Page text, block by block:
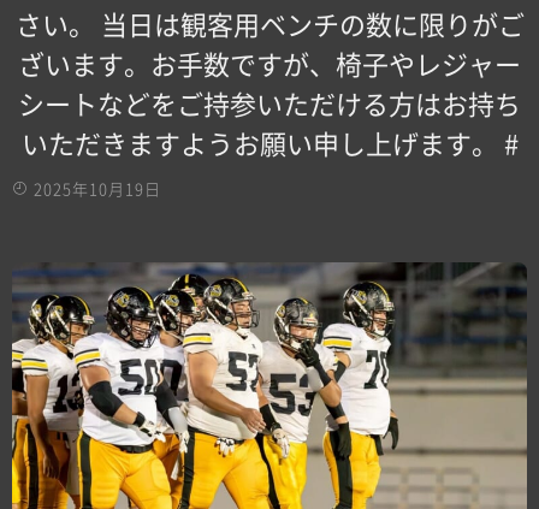
さい。 当日は観客用ベンチの数に限りがご
ざいます。お手数ですが、椅子やレジャー
シートなどをご持参いただける方はお持ち
いただきますようお願い申し上げます。 #
2025年10月19日